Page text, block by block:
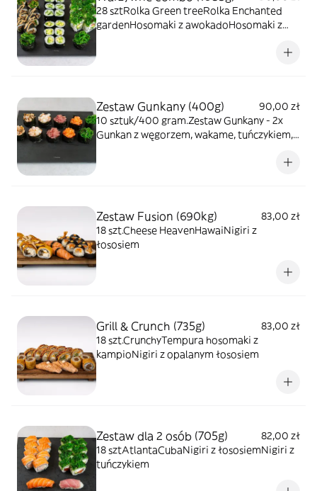
28 sztRolka Green treeRolka Enchanted
gardenHosomaki z awokadoHosomaki z
Zestaw Gunkany (400g)
90,00 zł
10 sztuk/400 gram.Zestaw Gunkany - 2x
Gunkan z węgorzem, wakame, tuńczykiem,
Zestaw Fusion (690kg)
83,00 zł
18 szt.Cheese HeavenHawaiNigiri z
łososiem
Grill & Crunch (735g)
83,00 zł
18 szt.CrunchyTempura hosomaki z
kampioNigiri z opalanym łososiem
Zestaw dla 2 osób (705g)
82,00 zł
18 sztAtlantaCubaNigiri z łososiemNigiri z
tuńczykiem